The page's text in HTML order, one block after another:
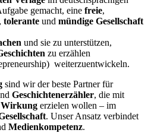
gemacht, eine freie,
, tolerante und mündige Gesellschaft
und sie zu unterstützen,
zu erzählen
weiterzuentwickeln.
sind wir der beste Partner für
Geschichtenerzähler, die mit
Wirkung erzielen wollen – im
. Unser Ansatz verbindet
Medienkompetenz.